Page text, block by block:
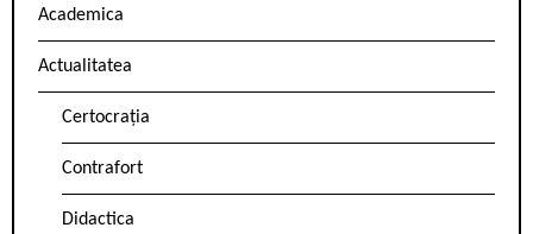
Academica
Actualitatea
Certocrația
Contrafort
Didactica